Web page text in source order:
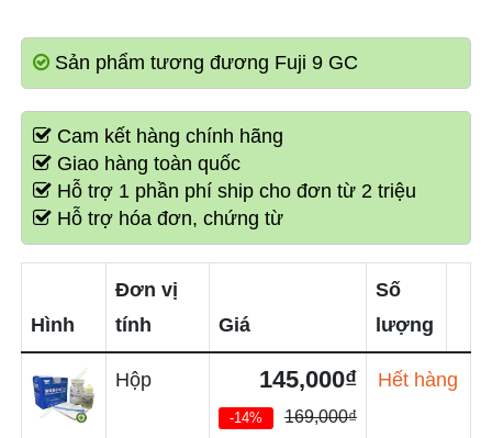
Sản phẩm tương đương Fuji 9 GC
Cam kết hàng chính hãng
Giao hàng toàn quốc
Hỗ trợ 1 phần phí ship cho đơn từ 2 triệu
Hỗ trợ hóa đơn, chứng từ
Hình
Đơn vị
tính
Giá
Số
lượng
Hộp 145,000₫
-14% 169,000₫
Hết hàng